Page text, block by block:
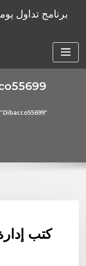
برنامج تداول
كتب